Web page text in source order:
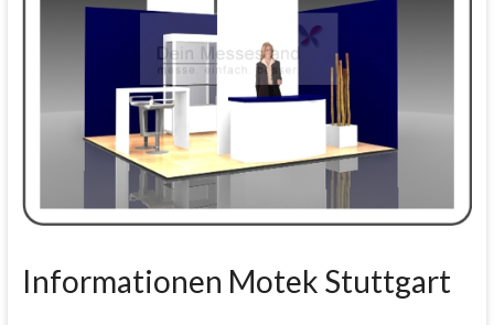
Informationen Motek Stuttgart